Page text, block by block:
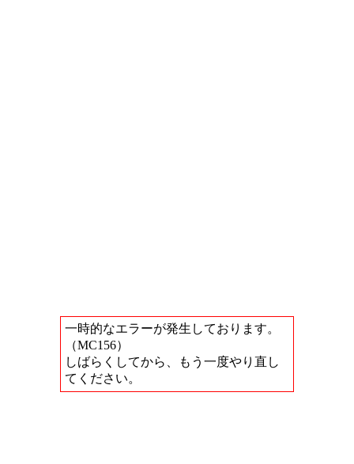
一時的なエラーが発生しております。
（MC156）
しばらくしてから、もう一度やり直し
てください。